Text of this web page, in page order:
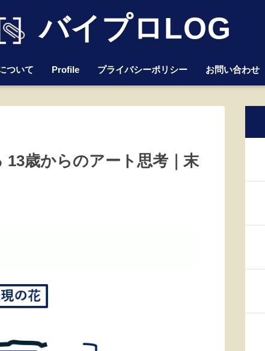
バイプロLOG
ついて Profile プライバシーポリシー お問い合わせ
13歳からのアート思考｜末